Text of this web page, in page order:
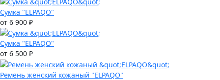
Сумка "ELPAQO"
от 6 900 ₽
Сумка "ELPAQO"
от 6 500 ₽
Ремень женский кожаный "ELPAQO"